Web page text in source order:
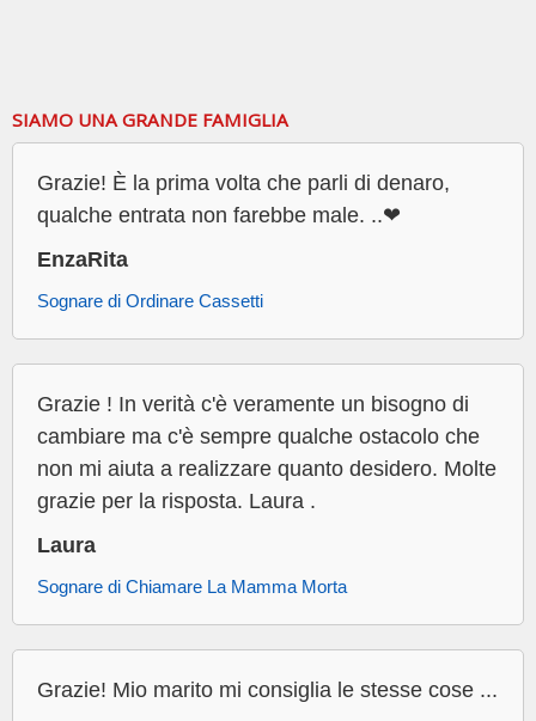
SIAMO UNA GRANDE FAMIGLIA
Grazie! È la prima volta che parli di denaro,
qualche entrata non farebbe male. ..❤
EnzaRita
Sognare di Ordinare Cassetti
Grazie ! In verità c'è veramente un bisogno di
cambiare ma c'è sempre qualche ostacolo che
non mi aiuta a realizzare quanto desidero. Molte
grazie per la risposta. Laura .
Laura
Sognare di Chiamare La Mamma Morta
Grazie! Mio marito mi consiglia le stesse cose ...